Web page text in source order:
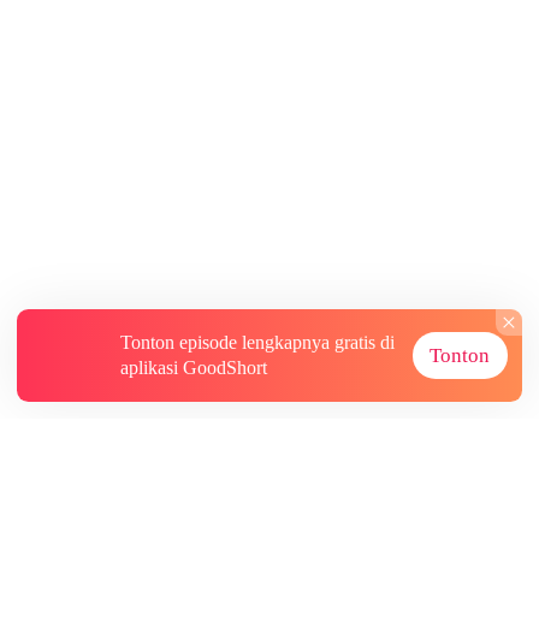
Tonton episode lengkapnya gratis di
aplikasi GoodShort
Tonton